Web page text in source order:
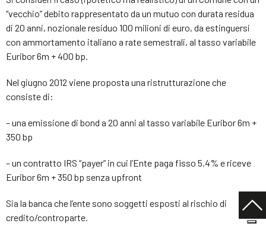
“vecchio” debito rappresentato da un mutuo con durata residua
di 20 anni, nozionale residuo 100 milioni di euro, da estinguersi
con ammortamento italiano a rate semestrali, al tasso variabile
Euribor 6m + 400 bp.
Nel giugno 2012 viene proposta una ristrutturazione che
consiste di:
– una emissione di bond a 20 anni al tasso variabile Euribor 6m +
350 bp
– un contratto IRS “payer” in cui l’Ente paga fisso 5.4% e riceve
Euribor 6m + 350 bp senza upfront
Sia la banca che l’ente sono soggetti esposti al rischio di
credito/controparte.